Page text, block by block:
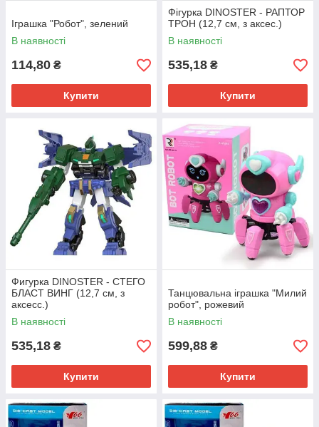
Іграшка "Робот", зелений
В наявності
114,80 ₴
Купити
Фігурка DINOSTER - РАПТОР
ТРОН (12,7 см, з аксес.)
В наявності
535,18 ₴
Купити
Фигурка DINOSTER - СТЕГО
БЛАСТ ВИНГ (12,7 см, з
аксесс.)
В наявності
535,18 ₴
Купити
Танцювальна іграшка "Милий
робот", рожевий
В наявності
599,88 ₴
Купити